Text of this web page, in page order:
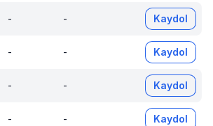
- - Kaydol
- - Kaydol
- - Kaydol
- - Kaydol